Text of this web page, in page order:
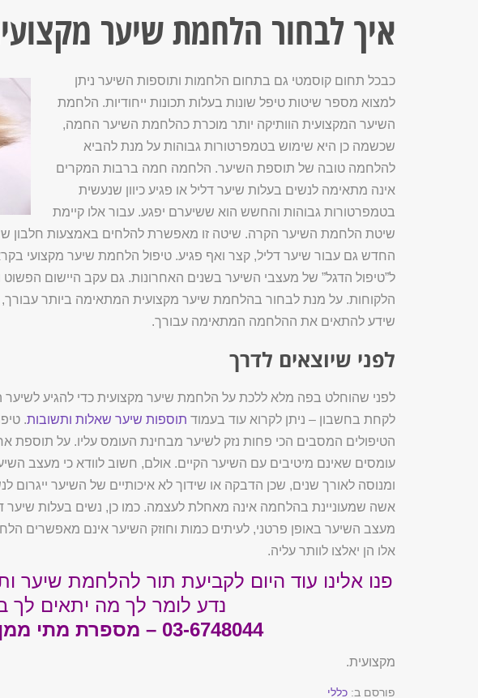
איך לבחור הלחמת שיער
כבכל תחום קוסמטי גם בתחום הלחמות ותוספות השיער ניתן
למצוא מספר שיטות טיפל שונות בעלות תכונות ייחודיות. הלחמת
השיער המקצועית הוותיקה יותר מוכרת כהלחמת השיער החמה,
שכשמה כן היא שימוש בטמפרטורות גבוהות על מנת להביא
להלחמה טובה של תוספת השיער. הלחמה חמה ברבות המקרים
אינה מתאימה לנשים בעלות שיער דליל או פגיע כיוון שנעשית
בטמפרטורות גבוהות והחשש הוא ששיערם יפגע. עבור אלו קיימת
שיטת הלחמת השיער הקרה. שיטה זו מאפשרת להלחים באמצעות חלבון
החדש גם עבור שיער דליל, קצר ואף פגיע. טיפול הלחמת שיער מקצועי
ל”טיפול הדגל” של מעצבי השיער בשנים האחרונות. גם עקב היישום הפשוט
הלקוחות. על מנת לבחור בהלחמת שיער מקצועית המתאימה ביותר עבורך,
שידע להתאים את ההלחמה המתאימה עבורך.
לפני שיוצאים לדרך
לפני שהוחלט בפה מלא ללכת על הלחמת שיער מקצועית כדי להגיע לשיער
לקחת בחשבון – ניתן לקרוא עוד בעמוד תוספות שיער שאלות ותשובות.
הטיפולים המסבים הכי פחות נזק לשיער מבחינת העומס עליו. על תוספת
עומסים שאינם מיטיבים עם השיער הקיים. אולם, חשוב לוודא כי מעצב
ומנוסה לאורך שנים, שכן הדבקה או שידוך לא איכותיים של השיער ייגרום
אשה שמעוניינת בהלחמה אינה מאחלת לעצמה. כמו כן, נשים בעלות שיער
מעצב השיער באופן פרטני, לעיתים כמות וחוזק השיער אינם מאפשרים
אלו הן יאלצו לוותר עליה.
פנו אלינו עוד היום לקביעת תור להלחמת שיער
נדע לומר לך מה יתאים לך
03-6748044 – מספרת מתי ממן ברמת גן
מקצועית.
פורסם ב: כללי